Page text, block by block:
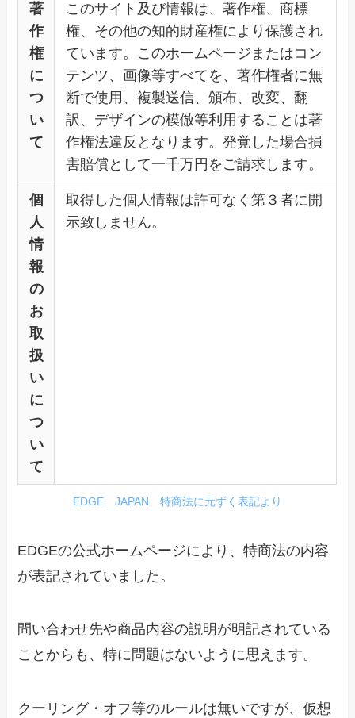
著
作
権
に
つ
い
て
このサイト及び情報は、著作権、商標
権、その他の知的財産権により保護され
ています。このホームページまたはコン
テンツ、画像等すべてを、著作権者に無
断で使用、複製送信、頒布、改変、翻
訳、デザインの模倣等利用することは著
作権法違反となります。発覚した場合損
害賠償として一千万円をご請求します。
個
人
情
報
の
お
取
扱
い
に
つ
い
て
取得した個人情報は許可なく第３者に開
示致しません。
EDGE JAPAN 特商法に元ずく表記より
EDGEの公式ホームページにより、特商法の内容
が表記されていました。
問い合わせ先や商品内容の説明が明記されている
ことからも、特に問題はないように思えます。
クーリング・オフ等のルールは無いですが、仮想